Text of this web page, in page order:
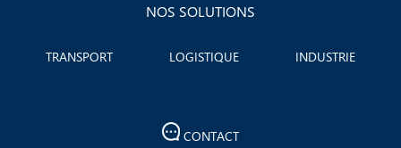
NOS SOLUTIONS
TRANSPORT LOGISTIQUE INDUSTRIE
CONTACT